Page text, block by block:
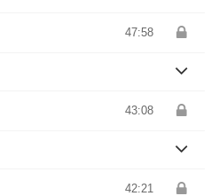
47:58
43:08
42:21